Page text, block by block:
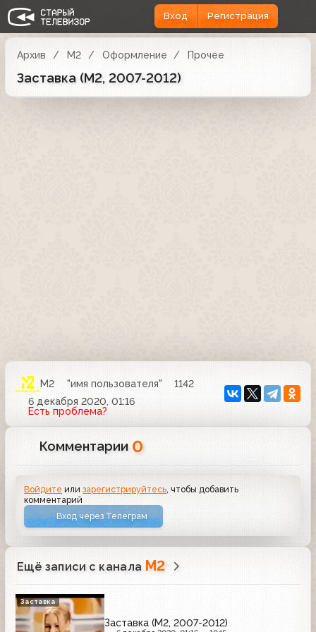
Вход Регистрация
Архив М2 Оформление Прочее
Заставка (М2, 2007-2012)
М2 "имя пользователя"
1142
6 декабря 2020, 01:16
Есть проблема?
Комментарии 0
Войдите илизарегистрируйтесь , чтобы добавить
комментарий
Вход через Телеграм
Ещё записи с канала М2
Заставка (М2, 2007-2012)
Заставка